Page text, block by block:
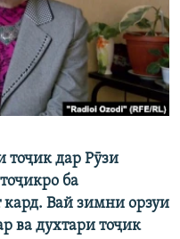
тоҷик дар Рӯзи
ба
кард. Вай зимни орзуи
ва духтари тоҷик